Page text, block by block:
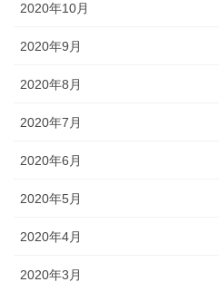
2020年10月
2020年9月
2020年8月
2020年7月
2020年6月
2020年5月
2020年4月
2020年3月